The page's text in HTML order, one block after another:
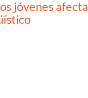
jóvenes afecta